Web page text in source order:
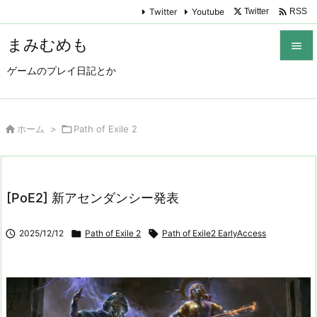
まみむめも
ゲームのプレイ日記とか

Twitter Youtube Twitter  RSS
 ホーム > Path of Exile 2
[PoE2] 新アセンダンシー発表
 2025/12/12  Path of Exile 2  Path of Exile2 EarlyAccess